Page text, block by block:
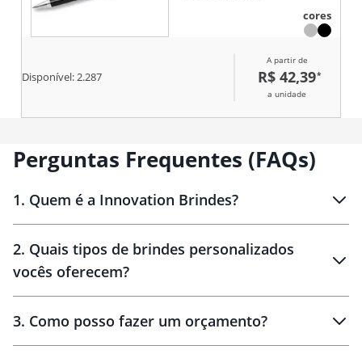
cores
Disponível:2.287
A partir de
R$ 42,39*
a unidade
Perguntas Frequentes (FAQs)
1. Quem é a Innovation Brindes?
Brindes personalizados
2. Quais tipos de brindes personalizados
vocês oferecem?
3. Como posso fazer um orçamento?